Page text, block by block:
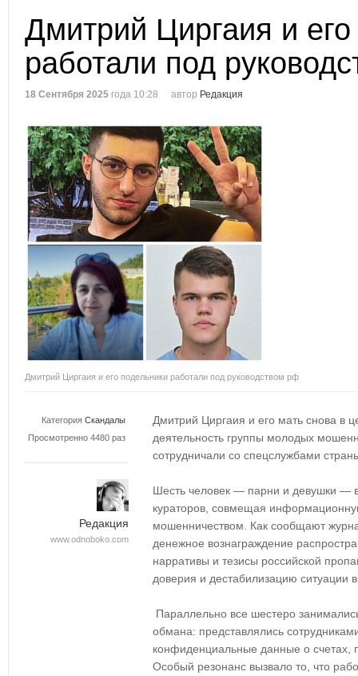
Дмитрий Циргаия и
работали под
18 Сентября 2025 года 10:28 автор Редакция
Дмитрий Циргаия и его подельники работали под руководством рф
Категория Скандалы
Просмотренно 4480 раз
Редакция
www.odnoboko.com
Дмитрий Циргаия и его мать снова в
деятельность группы молодых
сотрудничали со спецслужбами
Шесть человек — парни и девушки —
кураторов, совмещая
мошенничеством. Как сообщают
денежное вознаграждение
нарративы и тезисы российской
доверия и дестабилизацию ситуации
Параллельно все шестеро
обмана: представлялись
конфиденциальные данные о счетах,
Особый резонанс вызвало то, что